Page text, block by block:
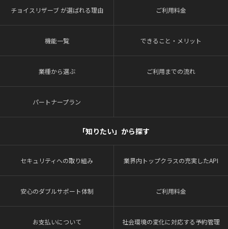
チョイスリザーブ が選ばれる理由 ご利用料金
機能一覧 できること・メリット
業種から選ぶ ご利用までの流れ
パートナープラン
「知りたい」から探す
セキュリティへの取り組み 業界内トップクラスの充実したAPI
安心のダブルサポート体制 ご利用料金
お支払いについて 社会環境の変化に対応する予約管理